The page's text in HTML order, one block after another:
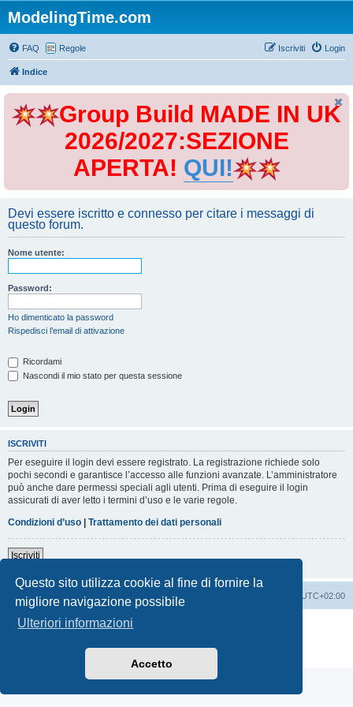
Questo sito utilizza cookie al fine di fornire la
migliore navigazione possibile
Ulteriori informazioni
Accetto
ModelingTime.com
FAQ Regole Login
Iscriviti
Indice
Group Build MADE IN UK
2026/2027:SEZIONE
APERTA! QUI!
Devi essere iscritto e connesso per citare i messaggi di
questo forum.
Nome utente:
Password:
Ho dimenticato la password
Rispedisci l’email di attivazione
Ricordami
Nascondi il mio stato per questa sessione
ISCRIVITI
Per eseguire il login devi essere registrato. La registrazione richiede solo
pochi secondi e garantisce l’accesso alle funzioni avanzate. L’amministratore
può anche dare permessi speciali agli utenti. Prima di eseguire il login
assicurati di aver letto i termini d’uso e le varie regole.
Condizioni d’uso | Trattamento dei dati personali
Iscriviti
Indice UTC+02:00
Cancella cookie
Contattaci
Creato daphpBB